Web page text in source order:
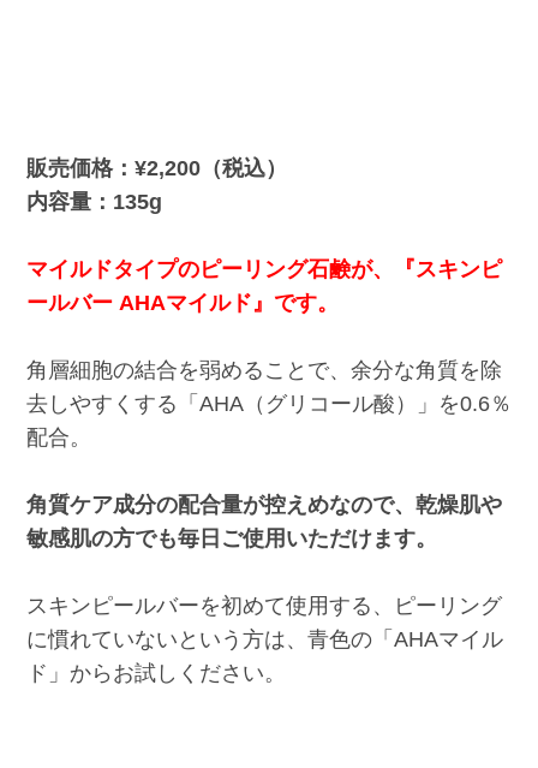
販売価格：¥2,200（税込）
内容量：135g
マイルドタイプのピーリング石鹸が、『スキンピ
ールバー AHAマイルド』です。
角層細胞の結合を弱めることで、余分な角質を除
去しやすくする「AHA（グリコール酸）」を0.6％
配合。
角質ケア成分の配合量が控えめなので、乾燥肌や
敏感肌の方でも毎日ご使用いただけます。
スキンピールバーを初めて使用する、ピーリング
に慣れていないという方は、青色の「AHAマイル
ド」からお試しください。